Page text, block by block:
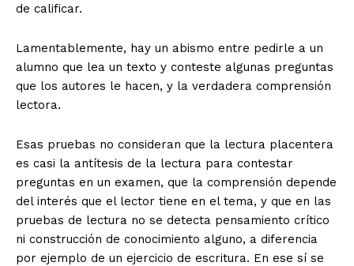
de calificar.
Lamentablemente, hay un abismo entre pedirle a un
alumno que lea un texto y conteste algunas preguntas
que los autores le hacen, y la verdadera comprensión
lectora.
Esas pruebas no consideran que la lectura placentera
es casi la antítesis de la lectura para contestar
preguntas en un examen, que la comprensión depende
del interés que el lector tiene en el tema, y que en las
pruebas de lectura no se detecta pensamiento crítico
ni construcción de conocimiento alguno, a diferencia
por ejemplo de un ejercicio de escritura. En ese sí se